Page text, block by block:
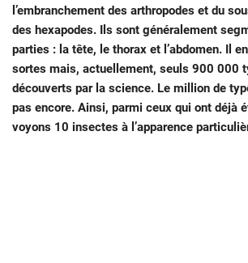
l’embranchement des arthropodes et du
des hexapodes. Ils sont généralement
parties : la tête, le thorax et l’abdomen. Il
sortes mais, actuellement, seuls 900 000
découverts par la science. Le million de
pas encore. Ainsi, parmi ceux qui ont déjà
voyons 10 insectes à l’apparence